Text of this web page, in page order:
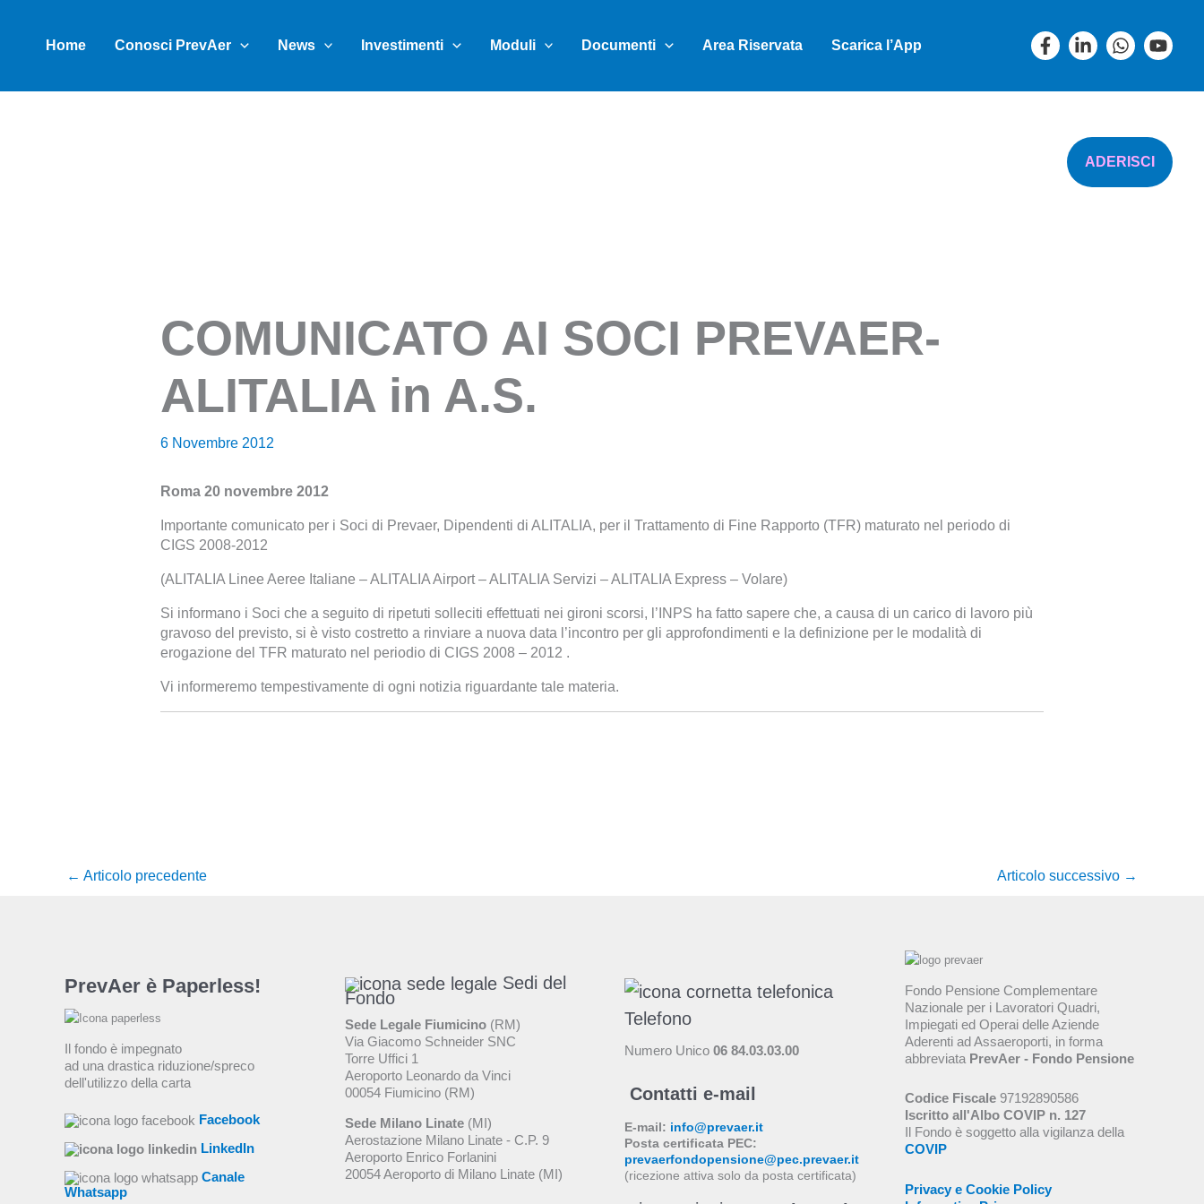
contenutoHome Conosci PrevAer News Investimenti Moduli Documenti Area Riservata Scarica l’App
ADERISCI
COMUNICATO AI SOCI PREVAER-
ALITALIA in A.S.
6 Novembre 2012
Roma 20 novembre 2012
Importante comunicato per i Soci di Prevaer, Dipendenti di ALITALIA, per il Trattamento di Fine Rapporto (TFR) maturato nel periodo di
CIGS 2008-2012
(ALITALIA Linee Aeree Italiane – ALITALIA Airport – ALITALIA Servizi – ALITALIA Express – Volare)
Si informano i Soci che a seguito di ripetuti solleciti effettuati nei gironi scorsi, l’INPS ha fatto sapere che, a causa di un carico di lavoro più
gravoso del previsto, si è visto costretto a rinviare a nuova data l’incontro per gli approfondimenti e la definizione per le modalità di
erogazione del TFR maturato nel periodio di CIGS 2008 – 2012 .
Vi informeremo tempestivamente di ogni notizia riguardante tale materia.
← Articolo precedente Articolo successivo →
PrevAer è Paperless!
Il fondo è impegnato
ad una drastica riduzione/spreco
dell'utilizzo della carta
Facebook
LinkedIn
Canale
Whatsapp
Sedi del
Fondo
Sede Legale Fiumicino(RM)
Via Giacomo Schneider SNC
Torre Uffici 1
Aeroporto Leonardo da Vinci
00054 Fiumicino (RM)
Sede Milano Linate(MI)
Aerostazione Milano Linate - C.P. 9
Aeroporto Enrico Forlanini
20054 Aeroporto di Milano Linate (MI)
Telefono
Numero Unico 06 84.03.03.00
Contatti e-mail
E-mail: info@prevaer.it
Posta certificata PEC:
prevaerfondopensione@pec.prevaer.it
(ricezione attiva solo da posta certificata)
Fondo Pensione Complementare
Nazionale per i Lavoratori Quadri,
Impiegati ed Operai delle Aziende
Aderenti ad Assaeroporti, in forma
abbreviata PrevAer - Fondo Pensione
Codice Fiscale97192890586
Iscritto all'Albo COVIP n. 127
Il Fondo è soggetto alla vigilanza della
COVIP
Privacy e Cookie Policy